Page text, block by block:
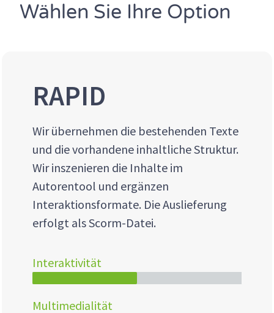
Wählen Sie Ihre Option
RAPID
Wir übernehmen die bestehenden Texte
und die vorhandene inhaltliche Struktur.
Wir inszenieren die Inhalte im
Autorentool und ergänzen
Interaktionsformate. Die Auslieferung
erfolgt als Scorm-Datei.
Interaktivität
Multimedialität